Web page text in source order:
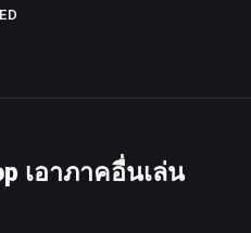
เอาภาคอื่นเล่น